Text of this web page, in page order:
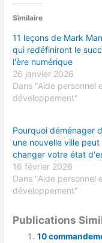
Similaire
11 leçons de Mark
qui redéfiniront le
l'ère numérique
26 janvier 2026
Dans "Aide personnel
développement"
Pourquoi déménager
une nouvelle ville peut
changer votre état
16 février 2026
Dans "Aide personnel
développement"
Publications
10